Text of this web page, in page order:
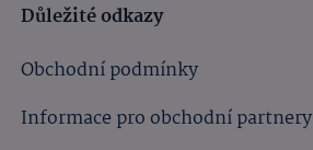
Důležité odkazy
Obchodní podmínky
Informace pro obchodní partnery